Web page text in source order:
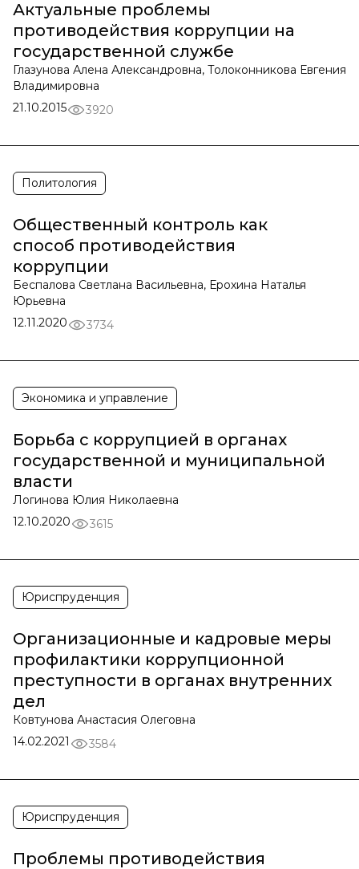
Актуальные проблемы
противодействия коррупции на
государственной службе
Глазунова Алена Александровна, Толоконникова Евгения
Владимировна
21.10.2015
3920
Политология
Общественный контроль как
способ противодействия
коррупции
Беспалова Светлана Васильевна, Ерохина Наталья
Юрьевна
12.11.2020
3734
Экономика и управление
Борьба с коррупцией в органах
государственной и муниципальной
власти
Логинова Юлия Николаевна
12.10.2020
3615
Юриспруденция
Организационные и кадровые меры
профилактики коррупционной
преступности в органах внутренних
дел
Ковтунова Анастасия Олеговна
14.02.2021
3584
Юриспруденция
Проблемы противодействия